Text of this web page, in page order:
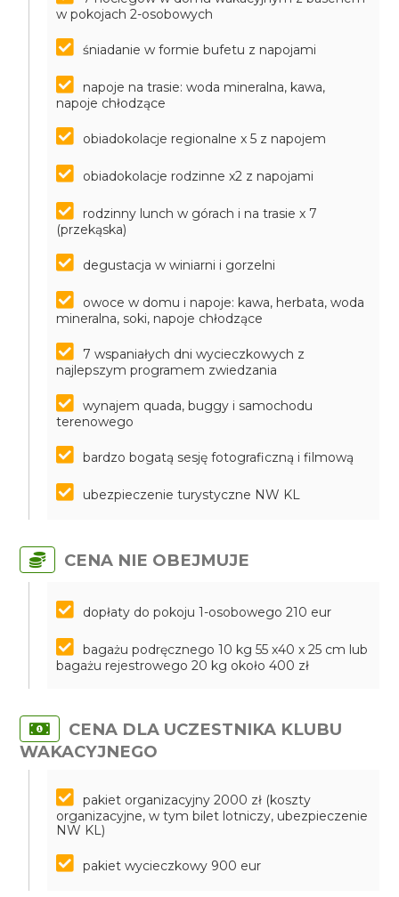
w pokojach 2-osobowych
śniadanie w formie bufetu z napojami
napoje na trasie: woda mineralna, kawa,
napoje chłodzące
obiadokolacje regionalne x 5 z napojem
obiadokolacje rodzinne x2 z napojami
rodzinny lunch w górach i na trasie x 7
(przekąska)
degustacja w winiarni i gorzelni
owoce w domu i napoje: kawa, herbata, woda
mineralna, soki, napoje chłodzące
7 wspaniałych dni wycieczkowych z
najlepszym programem zwiedzania
wynajem quada, buggy i samochodu
terenowego
bardzo bogatą sesję fotograficzną i filmową
ubezpieczenie turystyczne NW KL
CENA NIE OBEJMUJE
dopłaty do pokoju 1-osobowego 210 eur
bagażu podręcznego 10 kg 55 x40 x 25 cm lub
bagażu rejestrowego 20 kg około 400 zł
CENA DLA UCZESTNIKA KLUBU
WAKACYJNEGO
pakiet organizacyjny 2000 zł (koszty
organizacyjne, w tym bilet lotniczy, ubezpieczenie
NW KL)
pakiet wycieczkowy 900 eur